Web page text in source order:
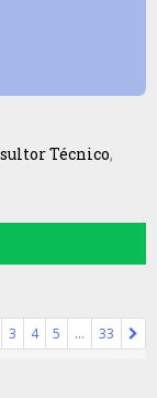
Técnico,
3 4 5 … 33